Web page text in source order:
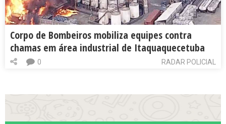
Corpo de Bombeiros mobiliza equipes contra
chamas em área industrial de Itaquaquecetuba
RADAR POLICIAL
0